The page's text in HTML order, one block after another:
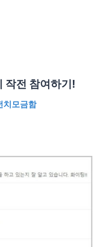
작전 참여하기!
치모금함